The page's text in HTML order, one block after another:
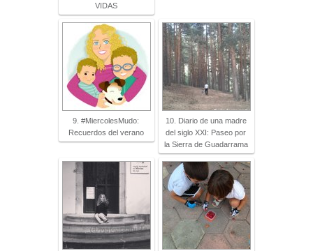
VIDAS
9. #MiercolesMudo:
Recuerdos del verano
10. Diario de una madre
del siglo XXI: Paseo por
la Sierra de Guadarrama